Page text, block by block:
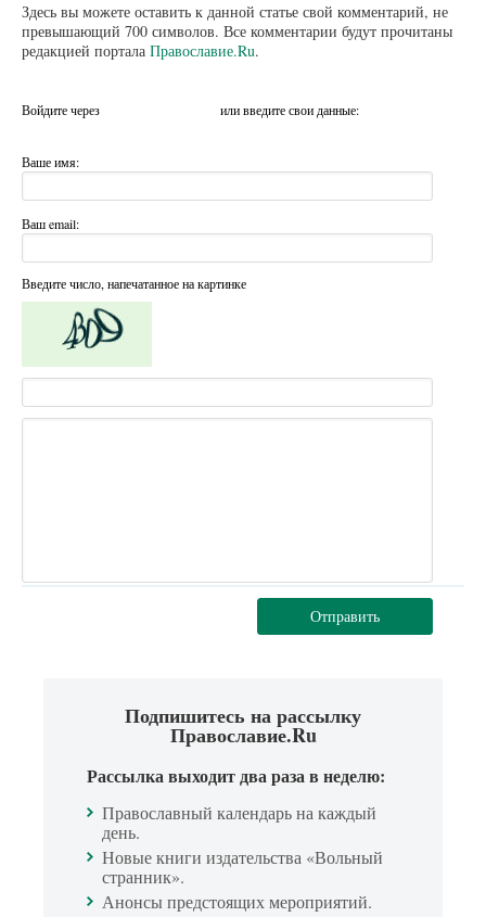
Здесь вы можете оставить к данной статье свой комментарий, не
превышающий 700 символов. Все комментарии будут прочитаны
редакцией портала Православие.Ru.
Войдите через или введите свои данные:
Ваше имя:
Ваш email:
Введите число, напечатанное на картинке
Отправить
Подпишитесь на рассылку
Православие.Ru
Рассылка выходит два раза в неделю:
Православный календарь на каждый
день.
Новые книги издательства «Вольный
странник».
Анонсы предстоящих мероприятий.